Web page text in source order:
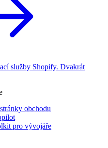
služby Shopify. Dvakrát
obchodu
pro vývojáře